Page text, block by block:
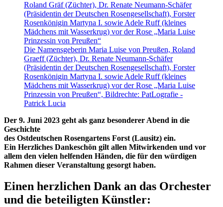
Die Namensgeberin Maria Luise von Preußen, Roland
Graeff (Züchter), Dr. Renate Neumann-Schäfer
(Präsidentin der Deutschen Rosengesellschaft), Forster
Rosenkönigin Martyna I. sowie Adele Ruff (kleines
Mädchens mit Wasserkrug) vor der Rose „Maria Luise
Prinzessin von Preußen“, Bildrechte: PatLografie -
Patrick Lucia
Der 9. Juni 2023 geht als ganz besonderer Abend in die
Geschichte
des Ostdeutschen Rosengartens Forst (Lausitz) ein.
Ein Herzliches Dankeschön gilt allen Mitwirkenden und vor
allem den vielen helfenden Händen, die für den würdigen
Rahmen dieser Veranstaltung gesorgt haben.
Einen herzlichen Dank an das Orchester
und die beteiligten Künstler: